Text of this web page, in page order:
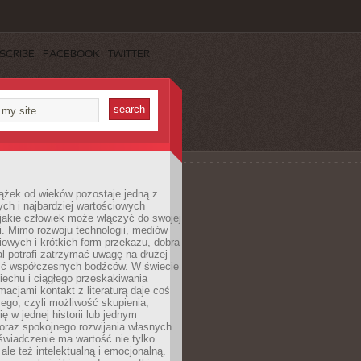
FACEBOOK TWITTER
od wieków pozostaje jedną z
i najbardziej wartościowych
człowiek może włączyć do swojej
Mimo rozwoju technologii, mediów
i krótkich form przekazu, dobra
potrafi zatrzymać uwagę na dłużej
współczesnych bodźców. W świecie
i ciągłego przeskakiwania
kontakt z literaturą daje coś
czyli możliwość skupienia,
w jednej historii lub jednym
spokojnego rozwijania własnych
ma wartość nie tylko
też intelektualną i emocjonalną.